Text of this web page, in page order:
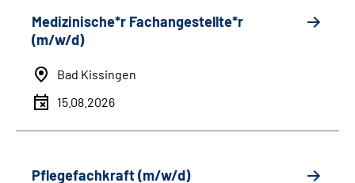
Medizinische*r Fachangestellte*r
(m/w/d)
Bad Kissingen
15.08.2026
Pflegefachkraft (m/w/d)